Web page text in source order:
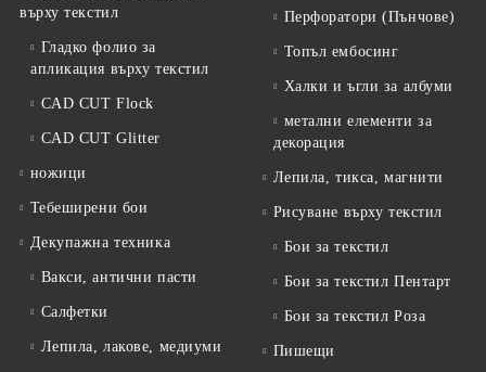
върху текстил
Гладко фолио за
апликация върху текстил
CAD CUT Flock
CAD CUT Glitter
ножици
Тебеширени бои
Декупажна техника
Вакси, антични пасти
Салфетки
Лепила, лакове, медиуми
Перфоратори (Пънчове)
Топъл ембосинг
Халки и ъгли за албуми
метални елементи за
декорация
Лепила, тикса, магнити
Рисуване върху текстил
Бои за текстил
Бои за текстил Пентарт
Бои за текстил Роза
Пишещи